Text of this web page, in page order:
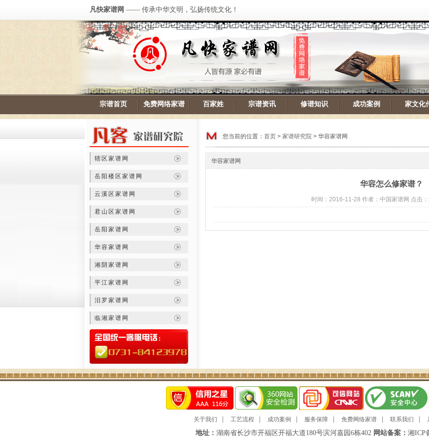
凡快家谱网 —— 传承中华文明，弘扬传统文化！
宗谱首页 免费网络家谱 百家姓 宗谱资讯 修谱知识 成功案例 家文化
辖区家谱网
岳阳楼区家谱网
云溪区家谱网
君山区家谱网
岳阳家谱网
华容家谱网
湘阴家谱网
平江家谱网
汨罗家谱网
临湘家谱网
您当前的位置： 首页 > 家谱研究院 > 华容家谱网
华容家谱网
华容怎么修家谱？
时间：2016-11-28 作者：中国家谱网 点击：
关于我们 工艺流程 成功案例 服务保障 免费网络家谱 联系我们
地址： 湖南省长沙市开福区开福大道180号滨河嘉园6栋402 网站备案： 湘ICP